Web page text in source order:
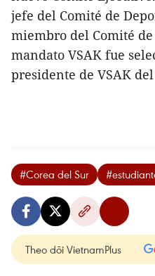
jefe del Comité de
miembro del Comité
mandato VSAK fue
presidente de VSAK
#Corea del Sur
Theo dõi VietnamPlus